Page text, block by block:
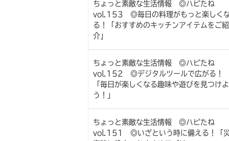
ちょっと素敵な生活情報 ◎ハピたね
vol.153 ◎毎日の料理がもっと楽しく
る！「おすすめのキッチンアイテムをご紹
介」
ちょっと素敵な生活情報 ◎ハピたね
vol.152 ◎デジタルツールで広がる！
「毎日が楽しくなる趣味や遊びを見つけよ
う！」
ちょっと素敵な生活情報 ◎ハピたね
vol.151 ◎いざという時に備える！「